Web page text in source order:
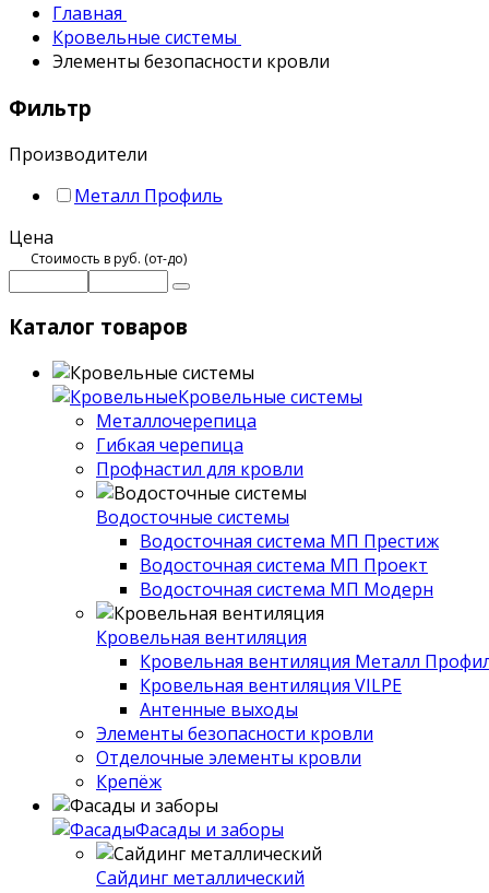
Главная
Кровельные системы
Элементы безопасности кровли
Фильтр
Производители
Металл Профиль
Цена
Стоимость в руб. (от-до)
Каталог товаров
Кровельные системы
Металлочерепица
Гибкая черепица
Профнастил для кровли
Водосточные системы
Водосточная система МП Престиж
Водосточная система МП Проект
Водосточная система МП Модерн
Кровельная вентиляция
Кровельная вентиляция Металл
Кровельная вентиляция VILPE
Антенные выходы
Элементы безопасности кровли
Отделочные элементы кровли
Крепёж
Фасады и заборы
Сайдинг металлический